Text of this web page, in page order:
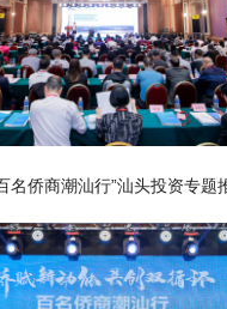
名侨商潮汕行”汕头投资专题